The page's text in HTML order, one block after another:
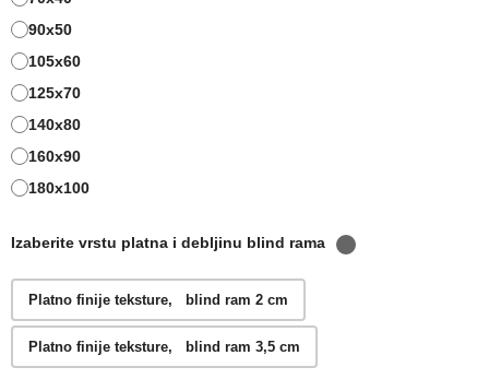
90x50
105x60
125x70
140x80
160x90
180x100
Izaberite vrstu platna i debljinu blind rama
Platno finije teksture, blind ram 2 cm
Platno finije teksture, blind ram 3,5 cm